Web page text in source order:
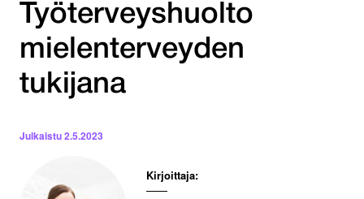
Työterveyshuolto
mielenterveyden
tukijana
Julkaistu2.5.2023
Kirjoittaja: